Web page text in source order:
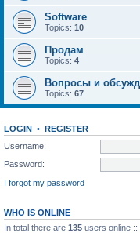
Software
Topics: 10
Продам
Topics: 4
Вопросы и
Topics: 67
LOGIN • REGISTER
Username:
Password:
I forgot my password
WHO IS ONLINE
In total there are 135 users online